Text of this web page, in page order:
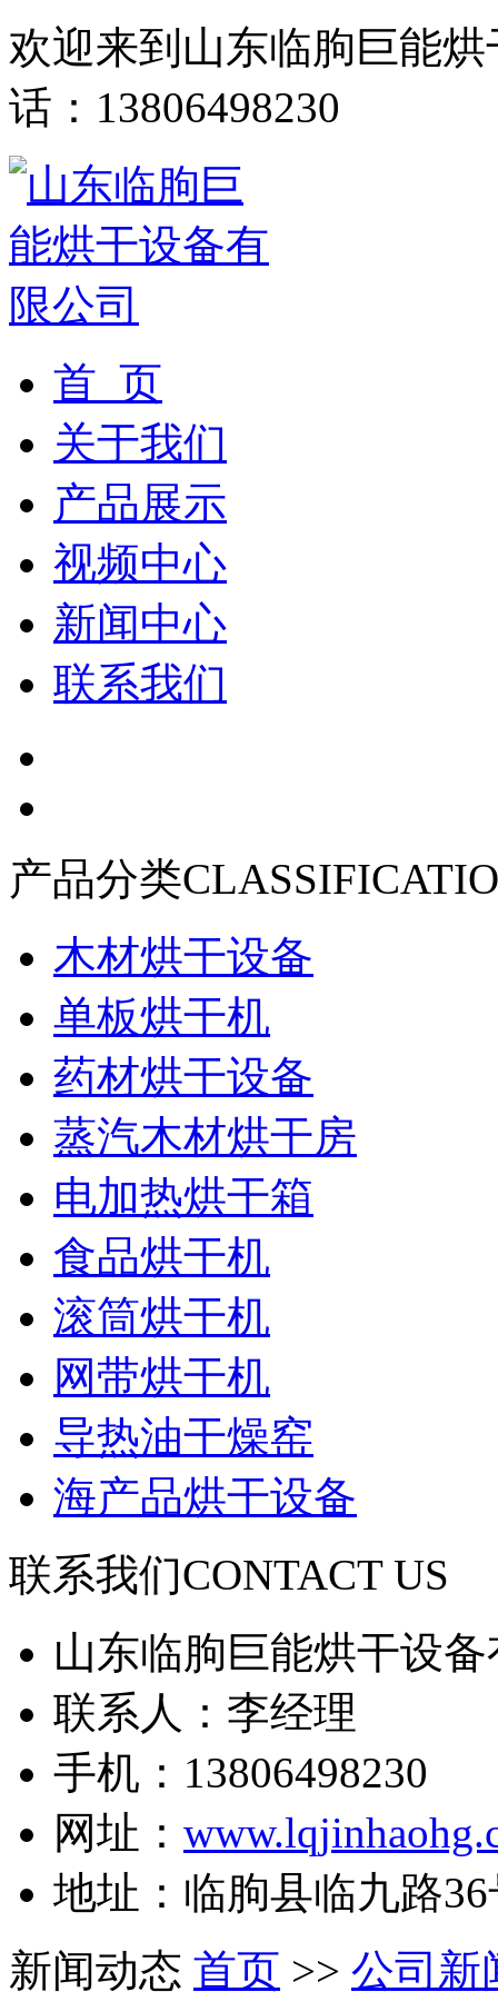
欢迎来到山东临朐巨能
话：13806498230
首 页
关于我们
产品展示
视频中心
新闻中心
联系我们
产品分类
木材烘干设备
单板烘干机
药材烘干设备
蒸汽木材烘干房
电加热烘干箱
食品烘干机
滚筒烘干机
网带烘干机
导热油干燥窑
海产品烘干设备
联系我们CONTACT US
山东临朐巨能烘干设
联系人：李经理
手机：13806498230
网址：
地址：临朐县临九路36
新闻动态 首页 >> 公司新